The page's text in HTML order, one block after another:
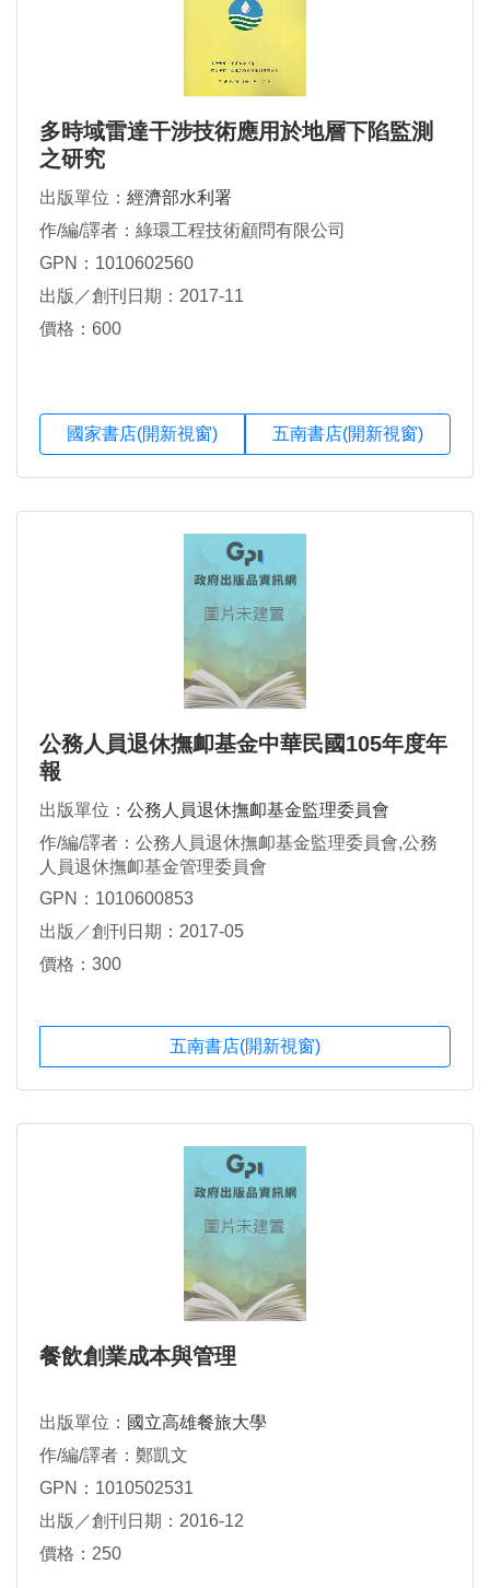
多時域雷達干涉技術應用於地層下陷監測
之研究
出版單位： 經濟部水利署
作/編/譯者：綠環工程技術顧問有限公司
GPN：1010602560
出版／創刊日期：2017-11
價格：600
國家書店(開新視窗) 五南書店(開新視窗)
公務人員退休撫卹基金中華民國105年度年
報
出版單位： 公務人員退休撫卹基金監理委員會
作/編/譯者：公務人員退休撫卹基金監理委員會,公務
人員退休撫卹基金管理委員會
GPN：1010600853
出版／創刊日期：2017-05
價格：300
五南書店(開新視窗)
餐飲創業成本與管理
出版單位： 國立高雄餐旅大學
作/編/譯者：鄭凱文
GPN：1010502531
出版／創刊日期：2016-12
價格：250